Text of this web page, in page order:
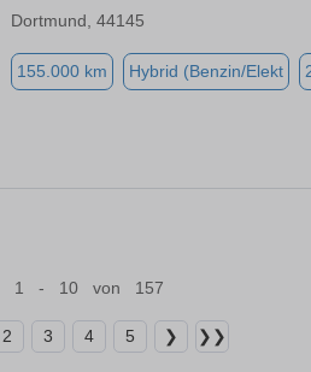
Dortmund, 44145
155.000 km Hybrid (Benzin/Elekt
1 - 10 von 157
2 3 4 5 ❯ ❯❯